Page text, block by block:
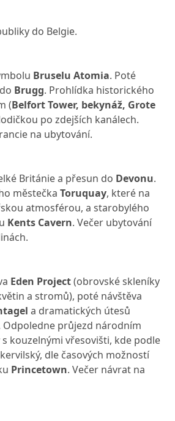
do Belgie.
Bruselu Atomia. Poté
Brugg. Prohlídka historického
(Belfort Tower, bekynáž, Grote
po zdejších kanálech.
na ubytování.
Británie a přesun do Devonu.
městečka Toruquay, které na
atmosférou, a starobylého
Kents Cavern. Večer ubytování
Eden Project(obrovské skleníky
a stromů), poté návštěva
a dramatických útesů
Odpoledne průjezd národním
s kouzelnými vřesovišti, kde podle
dle časových možností
Princetown. Večer návrat na